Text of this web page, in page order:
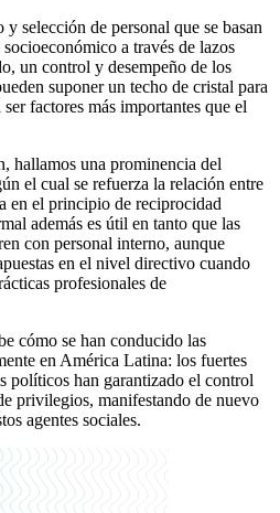
selección de personal que se basan
a través de lazos
un control y desempeño de los
suponer un techo de cristal para
factores más importantes que el
hallamos una prominencia del
el cual se refuerza la relación entre
en el principio de reciprocidad
además es útil en tanto que las
con personal interno, aunque
en el nivel directivo cuando
profesionales de
cómo se han conducido las
en América Latina: los fuertes
políticos han garantizado el control
privilegios, manifestando de nuevo
agentes sociales.